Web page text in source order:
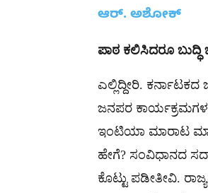
ಆರ್. ಅಶೋಕ್
ಪಾಠ ಕಲಿಸಿದರೂ ಬುದ್ಧಿ
ಎಲ್ಲಿದ್ದೀರಿ.
ಜನಪರ ಕಾರ್ಯಕ್ರಮಗಳ
ಇಂಟಿಯಾ ಮಾರಾಟ
ಹೇಗೆ? ಸಂವಿಧಾನದ
ಕೊಟ್ಟು ಪಡೀತೀವಿ.